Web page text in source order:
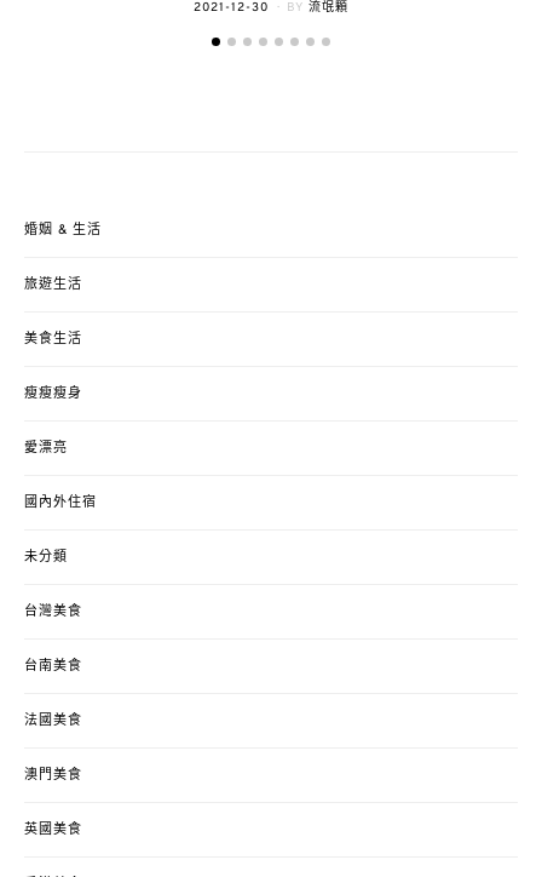
POSTED
2021-12-30 BY 流氓顆
婚姻 & 生活
旅遊生活
美食生活
瘦瘦瘦身
愛漂亮
國內外住宿
未分類
台灣美食
台南美食
法國美食
澳門美食
英國美食